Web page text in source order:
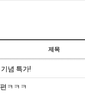
제목
념 특가!
ㅋㅋㅋ